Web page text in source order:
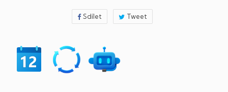
Sdílet Tweet